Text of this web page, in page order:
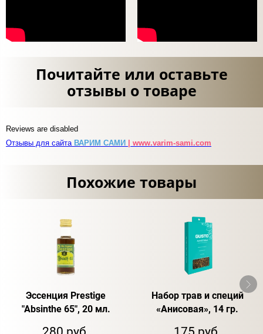
Почитайте или оставьте
отзывы о товаре
Reviews are disabled
Отзывы для сайта ВАРИМ САМИ | www.varim-sami.com
Похожие товары
Эссенция Prestige
"Absinthe 65", 20 мл.
Набор трав и специй
«Анисовая», 14 гр.